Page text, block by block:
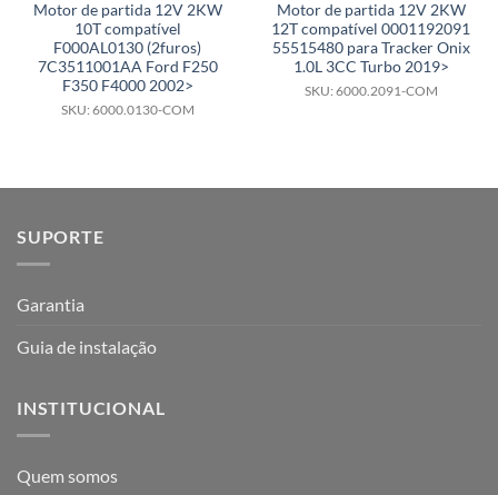
Motor de partida 12V 2KW
10T compatível
F000AL0130 (2furos)
7C3511001AA Ford F250
F350 F4000 2002>
SKU: 6000.0130-COM
Motor de partida 12V 2KW
12T compatível 0001192091
55515480 para Tracker Onix
1.0L 3CC Turbo 2019>
SKU: 6000.2091-COM
SUPORTE
Garantia
Guia de instalação
INSTITUCIONAL
Quem somos